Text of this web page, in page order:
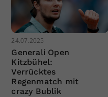
24.07.2025
Generali Open
Kitzbühel:
Verrücktes
Regenmatch mit
crazy Bublik